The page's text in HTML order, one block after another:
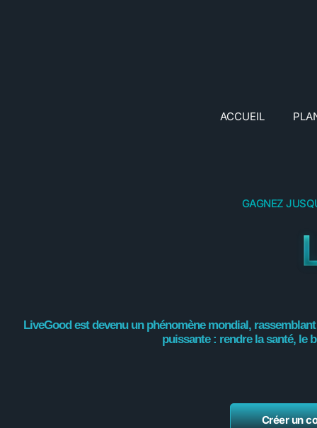
ACCUEIL
GAGNEZ
LiveGood est devenu un phénomène mondial,
puissante : rendre la santé, le
Créer un